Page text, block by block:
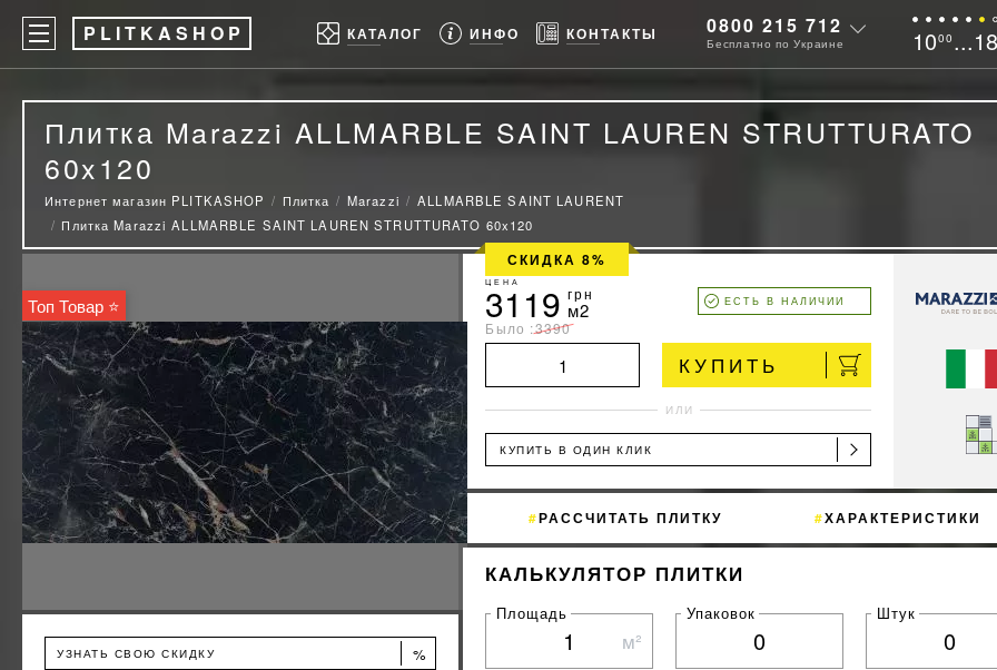
P LITKASHOP КАТАЛОГ ИНФО КОНТАКТЫ 0800 215 712
Бесплатно по Украине 1000
Плитка Marazzi ALLMARBLE SAINT LAUREN STRUTTURATO
60x120
Интернет магазин PLITKASHOP Плитка Marazzi
ALLMARBLE SAINT LAURENT
Плитка Marazzi ALLMARBLE SAINT LAUREN STRUTTURATO 60x120
Топ Товар ⭐
УЗНАТЬ СВОЮ СКИДКУ %
СКИДКА 8%
ЦЕНА
3119 грн
м2
Было :3390
ЕСТЬ В НАЛИЧИИ
КУПИТЬ
ИЛИ
КУПИТЬ В ОДИН КЛИК
РАССЧИТАТЬ ПЛИТКУ ХАРАКТЕРИСТИКИ
КАЛЬКУЛЯТОР ПЛИТКИ
Площадь
м²
Упаковок Штук